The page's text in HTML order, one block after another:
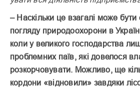
– Наскільки це взагалі може
погляду природоохорони в
коли у великого господарства
проблемних паїв, які довелося
розкорчовувати. Можливо, ще
кордони «відновили» завдяки